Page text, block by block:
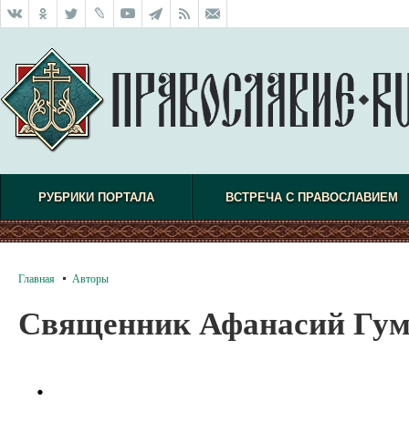
РУБРИКИ ПОРТАЛА ВСТРЕЧА С ПРАВОСЛАВИЕМ
Главная Авторы
Священник Афанасий
.